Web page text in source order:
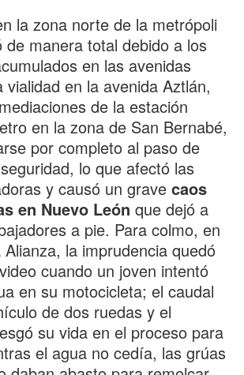
la zona norte de la metrópoli
de manera total debido a los
en las avenidas
vialidad en la avenida Aztlán,
de la estación
en la zona de San Bernabé,
por completo al paso de
lo que afectó las
y causó un grave caos
en Nuevo León que dejó a
a pie. Para colmo, en
la imprudencia quedó
cuando un joven intentó
en su motocicleta; el caudal
de dos ruedas y el
su vida en el proceso para
el agua no cedía, las grúas